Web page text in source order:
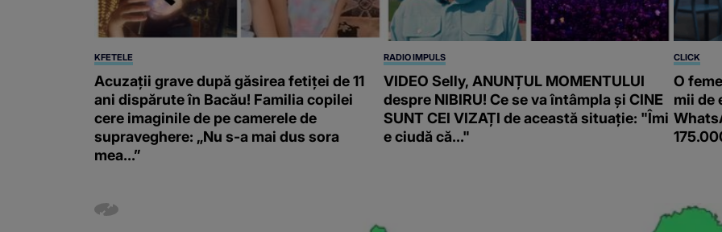
KFETELE
Acuzații grave după găsirea fetiței de 11
ani dispărute în Bacău! Familia copilei
cere imaginile de pe camerele de
supraveghere: „Nu s-a mai dus sora
mea...”
RADIO IMPULS
VIDEO Selly, ANUNȚUL MOMENTULUI
despre NIBIRU! Ce se va întâmpla și CINE
SUNT CEI VIZAȚI de această situație: "Îmi
e ciudă că..."
CLICK
O
mii de